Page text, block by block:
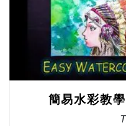
簡易水彩教